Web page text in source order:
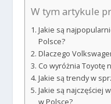
W tym artykule
Jakie są
Polsce?
Dlaczego
Co wyróżnia Toyotę
Jakie są trendy w
Jakie są najczęściej